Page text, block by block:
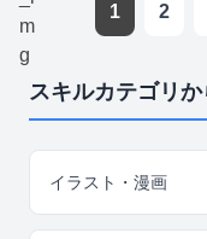
1 2
スキルカテゴリ
イラスト・漫画